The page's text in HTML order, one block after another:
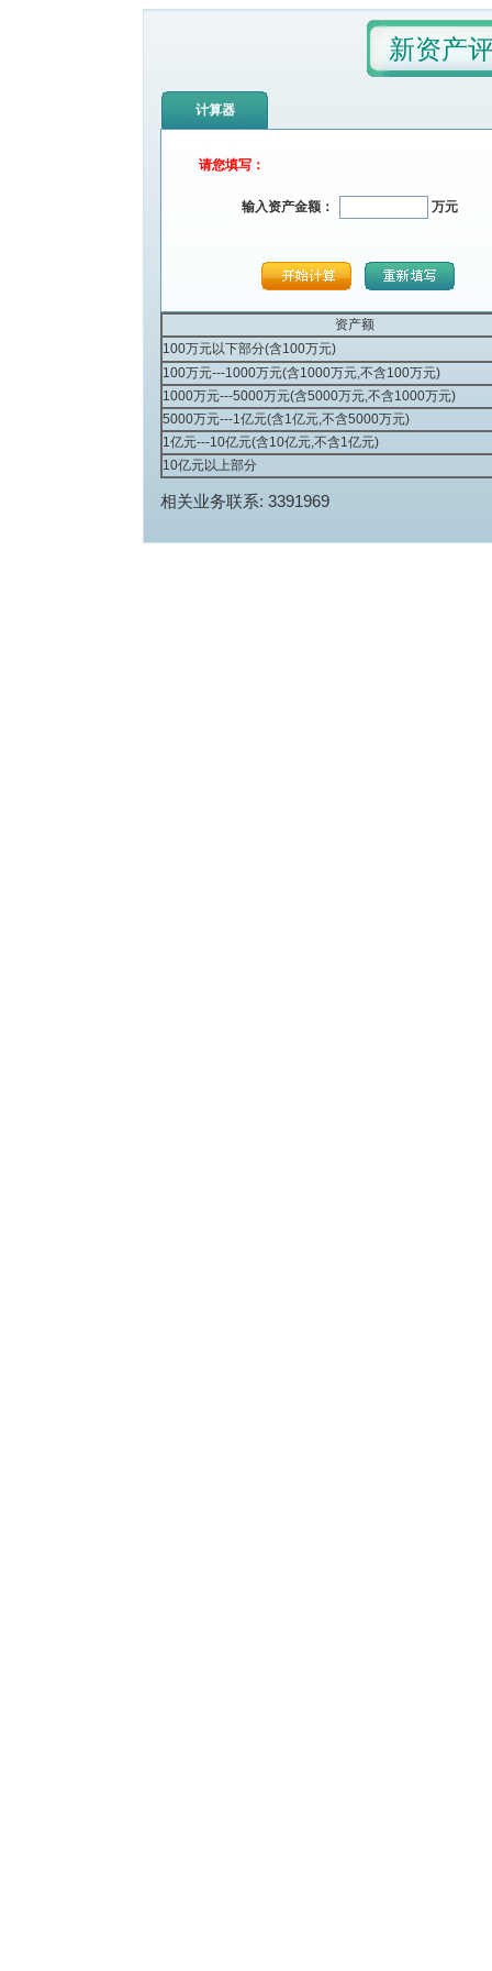
新资产
计算器
请您填写：
输入资产金额： 万元
资产额
100万元以下部分(含100万元)
100万元---1000万元(含1000万元,不含100万元)
1000万元---5000万元(含5000万元,不含1000万元)
5000万元---1亿元(含1亿元,不含5000万元)
1亿元---10亿元(含10亿元,不含1亿元)
10亿元以上部分
相关业务联系: 3391969